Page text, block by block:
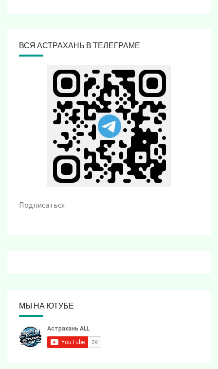
ВСЯ АСТРАХАНЬ В ТЕЛЕГРАМЕ
Подписаться
МЫ НА ЮТУБЕ